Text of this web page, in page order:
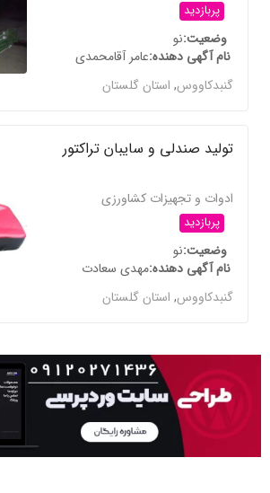
پربازدید
وضعیتنو
نام آگهی دهندهعامر آقامحمدی
گنبدکاووس,استان گلستان
تولید صندلی و سایبان تراکتور
ادوات و تجهیزات کشاورزی
پربازدید
وضعیتنو
نام آگهی دهندهمهدی سعادت
گنبدکاووس,استان گلستان